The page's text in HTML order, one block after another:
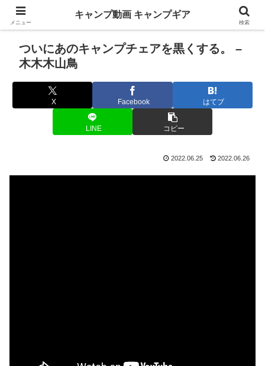
ついにあのキャンプチェアを黒くする。 –
木木木山鳥
X Facebook はてブ
LINE コピー
2022.06.25 2022.06.26
メニュー
キャンプ動画 キャンプギア
検索